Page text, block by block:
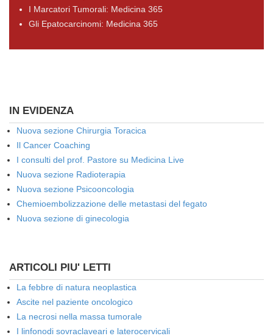
I Marcatori Tumorali: Medicina 365
Gli Epatocarcinomi: Medicina 365
IN EVIDENZA
Nuova sezione Chirurgia Toracica
Il Cancer Coaching
I consulti del prof. Pastore su Medicina Live
Nuova sezione Radioterapia
Nuova sezione Psicooncologia
Chemioembolizzazione delle metastasi del fegato
Nuova sezione di ginecologia
ARTICOLI PIU' LETTI
La febbre di natura neoplastica
Ascite nel paziente oncologico
La necrosi nella massa tumorale
I linfonodi sovraclaveari e laterocervicali